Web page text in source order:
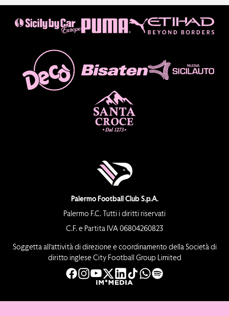
Palermo Football Club S.p.A.
Palermo F.C. Tutti i diritti riservati
C.F. e Partita IVA 06804260823
Soggetta all’attività di direzione e coordinamento della Società di
diritto inglese City Football Group Limited